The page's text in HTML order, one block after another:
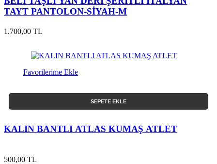
TAYT PANTOLON-SİYAH-M
1.700,00 TL
Favorilerime Ekle
SEPETE EKLE
KALIN BANTLI ATLAS KUMAŞ ATLET
500,00 TL